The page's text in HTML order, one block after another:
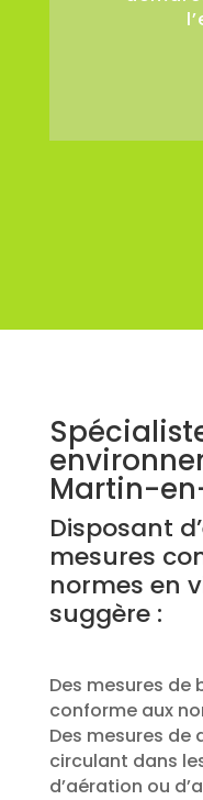
Martin-
Disposant
mesures
normes en
suggère :
Des mesures de
conforme aux
Des mesures de
circulant dans
d’aération ou